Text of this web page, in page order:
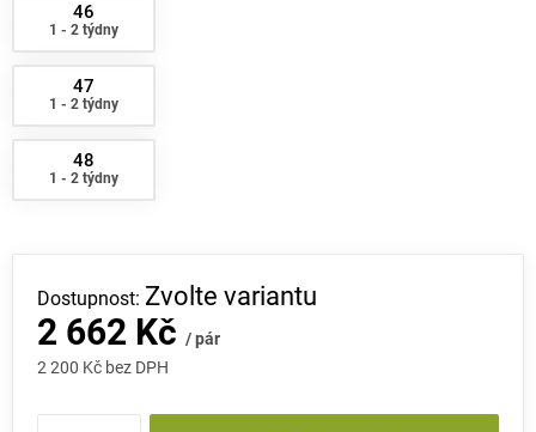
46
1 - 2 týdny
47
1 - 2 týdny
48
1 - 2 týdny
2 662 Kč / pár
2 200 Kč bez DPH
Měrná
Zvolte variantu